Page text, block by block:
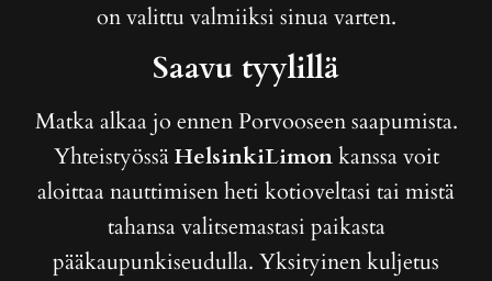
on valittu valmiiksi sinua varten.
Saavu tyylillä
Matka alkaa jo ennen Porvooseen saapumista.
YhteistyössäHelsinkiLimonkanssa voit
aloittaa nauttimisen heti kotioveltasi tai mistä
tahansa valitsemastasi paikasta
pääkaupunkiseudulla. Yksityinen kuljetus